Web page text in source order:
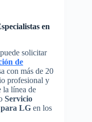
en
solicitar
de
con más de 20
profesional y
la línea de
Servicio
para LG en los